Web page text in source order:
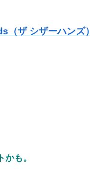
ザ シザーハンズ）
も。